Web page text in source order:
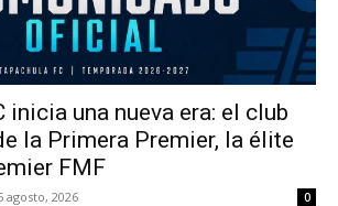
inicia una nueva era: el club
la Primera Premier, la élite
FMF
agosto, 2026 0